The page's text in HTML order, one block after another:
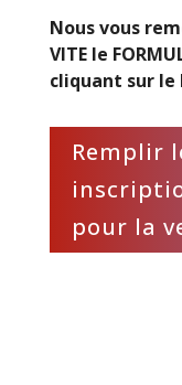
Nous vous
VITE le
cliquant sur le
Remplir
pour la